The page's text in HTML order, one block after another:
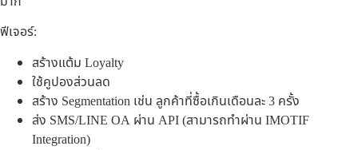
ฟีเจอร์:
สร้างแต้ม Loyalty
ใช้คูปองส่วนลด
สร้าง Segmentation เช่น ลูกค้าที่ซื้อเกินเดือนละ 3 ครั้ง
ส่ง SMS/LINE OA ผ่าน API (สามารถทำผ่าน IMOTIF
Integration)